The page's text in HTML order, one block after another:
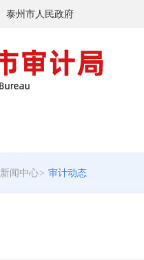
泰州市人民政府
新闻中心> 审计动态